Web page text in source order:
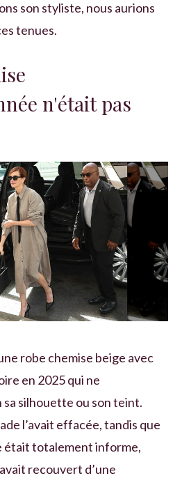
son styliste, nous aurions
tenues.
n'était pas
robe chemise beige avec
en 2025 qui ne
silhouette ou son teint.
l’avait effacée, tandis que
était totalement informe,
recouvert d’une